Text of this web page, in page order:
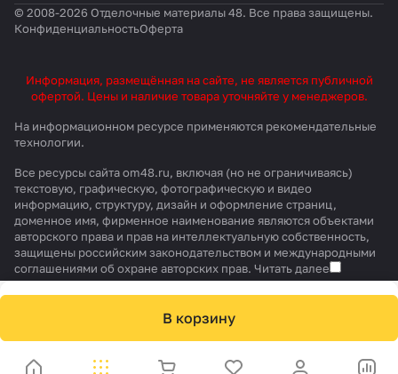
В корзину
© 2008-2026 Отделочные материалы 48. Все права защищены.
КонфиденциальностьОферта
Информация, размещённая на сайте, не является публичной
офертой. Цены и наличие товара уточняйте у менеджеров.
На информационном ресурсе применяются рекомендательные
технологии.
Все ресурсы сайта om48.ru, включая (но не ограничиваясь)
текстовую, графическую, фотографическую и видео
информацию, структуру, дизайн и оформление страниц,
доменное имя, фирменное наименование являются объектами
авторского права и прав на интеллектуальную собственность,
защищены российским законодательством и международными
соглашениями об охране авторских прав. Читать далее